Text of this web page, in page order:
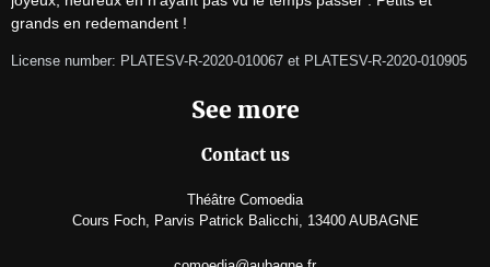
grands en redemandent !
License number: PLATESV-R-2020-010067 et PLATESV-R-2020-010905
See more
Contact us
Théâtre Comoedia
Cours Foch, Parvis Patrick Balicchi, 13400 AUBAGNE